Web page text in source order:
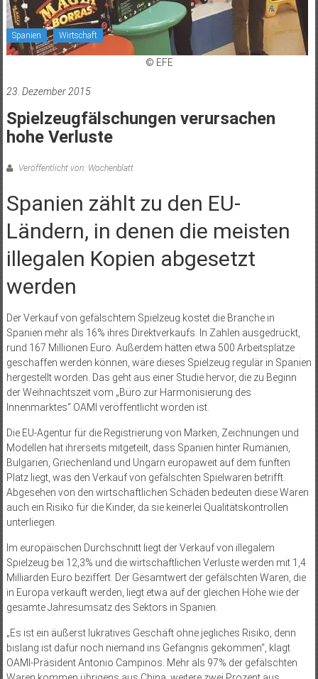
Spanien Wirtschaft
© EFE
23. Dezember 2015
Spielzeugfälschungen verursachen
hohe Verluste
Veröffentlicht von: Wochenblatt
Spanien zählt zu den EU-
Ländern, in denen die meisten
illegalen Kopien abgesetzt
werden
Der Verkauf von gefälschtem Spielzeug kostet die Branche in
Spanien mehr als 16% ihres Direktverkaufs. In Zahlen ausgedrückt,
rund 167 Millionen Euro. Außerdem hätten etwa 500 Arbeitsplätze
geschaffen werden können, wäre dieses Spielzeug regulär in Spanien
hergestellt worden. Das geht aus einer Studie hervor, die zu Beginn
der Weihnachtszeit vom „Büro zur Harmonisierung des
Innenmarktes“ OAMI veröffentlicht worden ist.
Die EU-Agentur für die Registrierung von Marken, Zeichnungen und
Modellen hat ihrerseits mitgeteilt, dass Spanien hinter Rumänien,
Bulgarien, Griechenland und Ungarn europaweit auf dem fünften
Platz liegt, was den Verkauf von gefälschten Spielwaren betrifft.
Abgesehen von den wirtschaftlichen Schäden bedeuten diese Waren
auch ein Risiko für die Kinder, da sie keinerlei Qualitätskontrollen
unterliegen.
Im europäischen Durchschnitt liegt der Verkauf von illegalem
Spielzeug bei 12,3% und die wirtschaftlichen Verluste werden mit 1,4
Milliarden Euro beziffert. Der Gesamtwert der gefälschten Waren, die
in Europa verkauft werden, liegt etwa auf der gleichen Höhe wie der
gesamte Jahresumsatz des Sektors in Spanien.
„Es ist ein äußerst lukratives Geschäft ohne jegliches Risiko, denn
bislang ist dafür noch niemand ins Gefängnis gekommen“, klagt
OAMI-Präsident Antonio Campinos. Mehr als 97% der gefälschten